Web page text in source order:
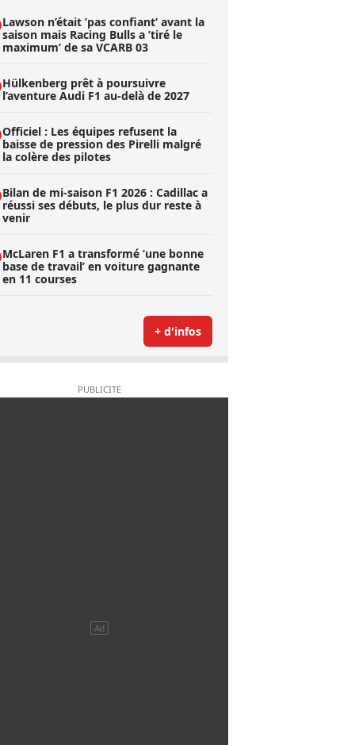
Lawson n’était ’pas confiant’ avant la
saison mais Racing Bulls a ’tiré le
maximum’ de sa VCARB 03
Hülkenberg prêt à poursuivre
l’aventure Audi F1 au-delà de 2027
Officiel : Les équipes refusent la
baisse de pression des Pirelli malgré
la colère des pilotes
Bilan de mi-saison F1 2026 : Cadillac a
réussi ses débuts, le plus dur reste à
venir
McLaren F1 a transformé ’une bonne
base de travail’ en voiture gagnante
en 11 courses
+ d'infos